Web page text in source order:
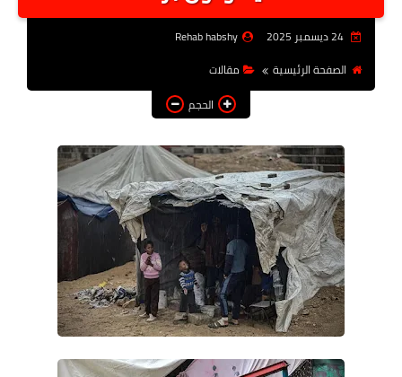
أخبار الرياصة
خدمات
عاجل
اخبار فنيه
التعليم
الصحه
الطقس
24 ديسمبر 2025
Rehab habshy
الصفحة الرئيسية
مقالات
الحجم